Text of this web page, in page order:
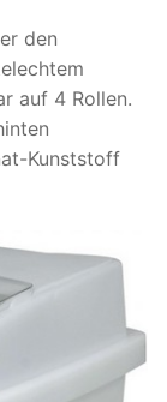
den
auf 4 Rollen.
Kunststoff